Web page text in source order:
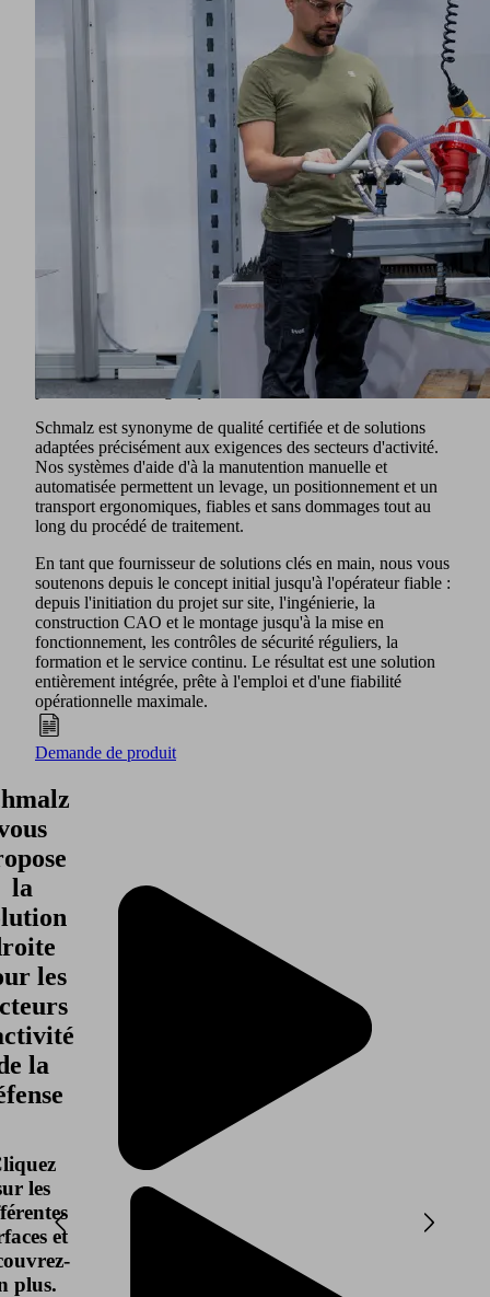
besoin de solutions de manipulation ergonomiques,
modernes et fiables en termes de procédés ne cesse donc de
Qu'il s'agisse de lourdes plaques d'acier blindé, de plaques
balistiques, de caisses de munitions, de grands composants
structurels, de sections de véhicules soudées, de composants
pour les systèmes de protection ou d'unités d'assemblage
sensibles : Schmalz assure des procédés fluides grâce à des
solutions de manipulation adaptées.
En plus d'un large éventail de géométries de pièces, nous
couvrons également une vaste gamme de matières,
notamment les métaux, la céramique, les polymères et les
matériaux composites tels que le verre blindé, les matériaux
naturels et les fibres tels que le bois et le carton, ainsi que
divers matériaux spéciaux, par exemple les matériaux
fonctionnels pour l'optique ou les semi-conducteurs. Cela
permet d'assurer la sécurité et la stabilité de vos procédés de
production et de logistique.
Schmalz est synonyme de qualité certifiée et de solutions
adaptées précisément aux exigences des secteurs d'activité.
Nos systèmes d'aide d'à la manutention manuelle et
automatisée permettent un levage, un positionnement et un
transport ergonomiques, fiables et sans dommages tout au
long du procédé de traitement.
En tant que fournisseur de solutions clés en main, nous vous
soutenons depuis le concept initial jusqu'à l'opérateur fiable :
depuis l'initiation du projet sur site, l'ingénierie, la
construction CAO et le montage jusqu'à la mise en
fonctionnement, les contrôles de sécurité réguliers, la
formation et le service continu. Le résultat est une solution
entièrement intégrée, prête à l'emploi et d'une fiabilité
opérationnelle maximale.
Demande de produit
la
les
la
les
et
plus.